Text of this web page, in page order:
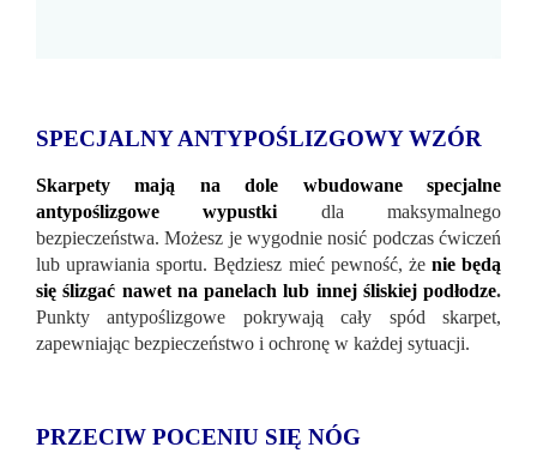
SPECJALNY ANTYPOŚLIZGOWY WZÓR
Skarpety mają na dole wbudowane specjalne
antypoślizgowe wypustki dla maksymalnego
bezpieczeństwa. Możesz je wygodnie nosić podczas ćwiczeń
lub uprawiania sportu. Będziesz mieć pewność, że nie będą
się ślizgać nawet na panelach lub innej śliskiej podłodze.
Punkty antypoślizgowe pokrywają cały spód skarpet,
zapewniając bezpieczeństwo i ochronę w każdej sytuacji.
PRZECIW POCENIU SIĘ NÓG